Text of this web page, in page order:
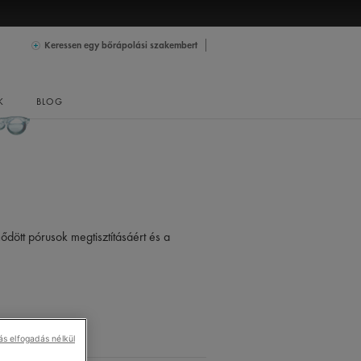
Keressen egy bőrápolási szakembert
BLOG
pórusok megtisztításáért és a
elfogadás nélkül